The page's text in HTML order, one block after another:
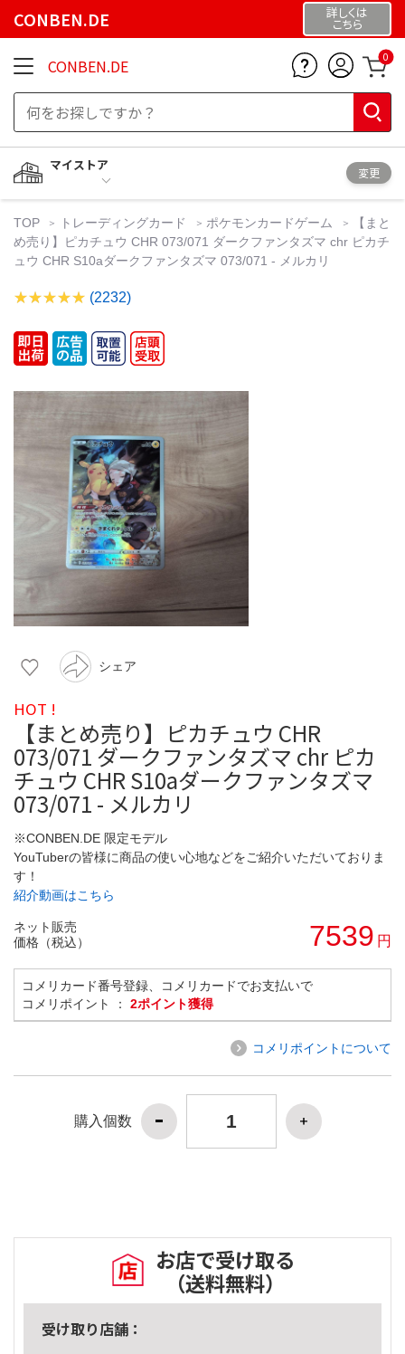
CONBEN.DE 詳しくは
こちら
CONBEN.DE 0
マイストア
変更
TOP トレーディングカード ポケモンカードゲーム
【まと
め売り】ピカチュウ CHR 073/071 ダークファンタズマ chr ピカチ
ュウ CHR S10aダークファンタズマ 073/071 - メルカリ
(2232)
シェア
HOT !
【まとめ売り】ピカチュウ CHR
073/071 ダークファンタズマ chr ピカ
チュウ CHR S10aダークファンタズマ
073/071 - メルカリ
※CONBEN.DE 限定モデル
YouTuberの皆様に商品の使い心地などをご紹介いただいておりま
す！
紹介動画はこちら
ネット販売
価格（税込）
7539 円
コメリカード番号登録、コメリカードでお支払いで
コメリポイント ： 2ポイント獲得
コメリポイントについて
購入個数
お店で受け取る
（送料無料）
受け取り店舗：